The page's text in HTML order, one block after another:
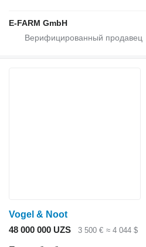
E-FARM GmbH
Vogel & Noot
48 000 000 UZS
3 500 € ≈ 4 044 $